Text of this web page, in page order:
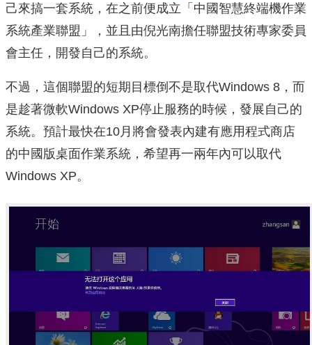
己來搞一套系統，在之前便成立「中國智慧終端機作業
系統產業聯盟」，並且由倪光南擔任聯盟技術專家委員
會主任，開發自己的系統。
不過，這個聯盟的短期目標倒不是取代Windows 8，而
是趁著微軟Windows XP停止服務的時候，發展自己的
系統。預計最快在10月將會發表內建有應用程式商店
的中國版桌面作業系統，希望再一兩年內可以取代
Windows XP。